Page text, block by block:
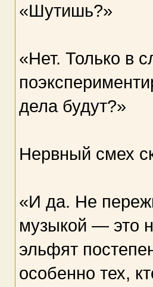
«Шутишь?»
«Нет. Только в
дела будут?»
Нервный смех
«И да. Не
музыкой — это
эльфят
особенно тех,